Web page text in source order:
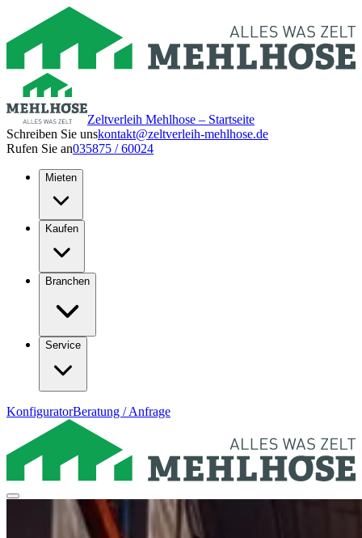
Zeltverleih Mehlhose – Startseite
Schreiben Sie unskontakt@zeltverleih-mehlhose.de
Rufen Sie an035875 / 60024
Mieten
Kaufen
Branchen
Service
KonfiguratorBeratung / Anfrage